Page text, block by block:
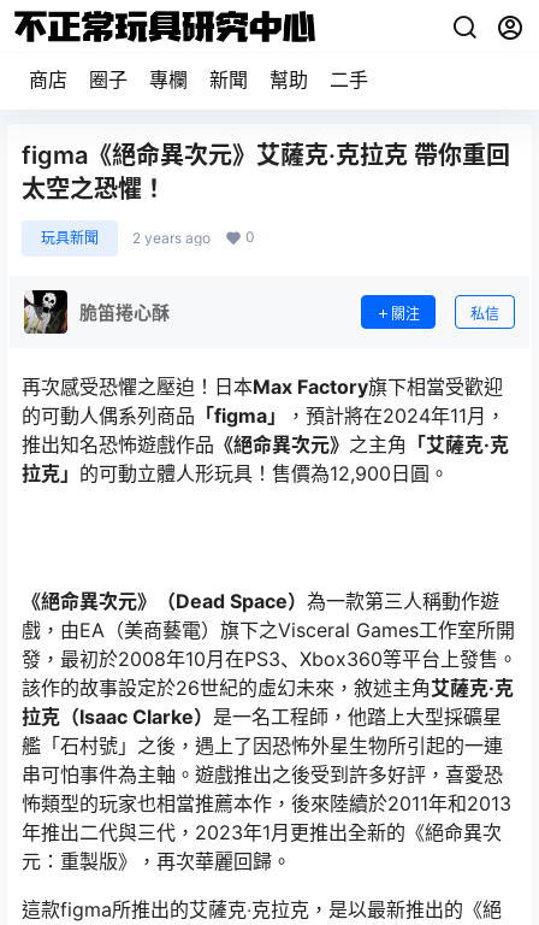
商店 圈子 專欄 新聞 幫助 二手
figma《絕命異次元》艾薩克·克拉克 帶你重回
太空之恐懼！
玩具新聞 2 years ago 0
脆笛捲心酥 關注 私信
再次感受恐懼之壓迫！日本Max Factory旗下相當受歡迎
的可動人偶系列商品 「figma」
，預計將在2024年11月，
推出知名恐怖遊戲作品 《絕命異次元》 之主角 「艾薩克·克
拉克」 的可動立體人形玩具！售價為12,900日圓。
《絕命異次元》（Dead Space） 為一款第三人稱動作遊
戲，由EA（美商藝電）旗下之Visceral Games工作室所開
發，最初於2008年10月在PS3、Xbox360等平台上發售。
該作的故事設定於26世紀的虛幻未來，敘述主角艾薩克·克
拉克（Isaac Clarke） 是一名工程師，他踏上大型採礦星
艦「石村號」之後，遇上了因恐怖外星生物所引起的一連
串可怕事件為主軸。遊戲推出之後受到許多好評，喜愛恐
怖類型的玩家也相當推薦本作，後來陸續於2011年和2013
年推出二代與三代，2023年1月更推出全新的《絕命異次
元：重製版》，再次華麗回歸。
這款figma所推出的艾薩克‧克拉克，是以最新推出的《絕